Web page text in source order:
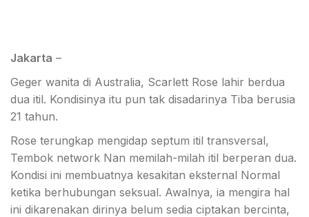
Jakarta –
Geger wanita di Australia, Scarlett Rose lahir berdua
dua itil. Kondisinya itu pun tak disadarinya Tiba berusia
21 tahun.
Rose terungkap mengidap septum itil transversal,
Tembok network Nan memilah-milah itil berperan dua.
Kondisi ini membuatnya kesakitan eksternal Normal
ketika berhubungan seksual. Awalnya, ia mengira hal
ini dikarenakan dirinya belum sedia ciptakan bercinta,